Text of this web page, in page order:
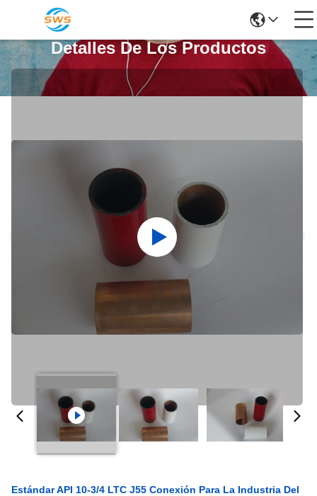
Detalles De Los Productos
Estándar API 10-3/4 LTC J55 Conexión Para La Industria Del